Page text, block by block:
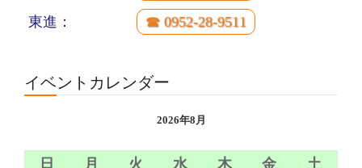
東進： ☎ 0952-28-9511
イベントカレンダー
2026年8月
日 月 火 水 木 金 土